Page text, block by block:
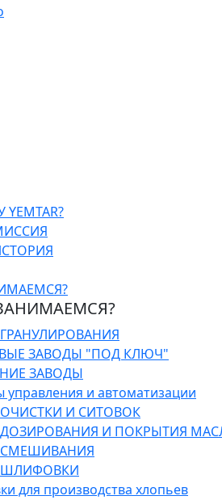
ЗАВОДЫ "ПОД КЛЮЧ"
ЗАВОДЫ
управления и автоматизации
И СИТОВОК
И ПОКРЫТИЯ
для производства хлопьев